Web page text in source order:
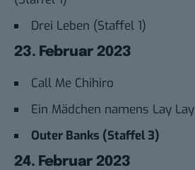
Drei Leben (Staffel 1)
23. Februar 2023
Call Me Chihiro
Ein Mädchen namens Lay
Outer Banks (Staffel 3)
24. Februar 2023